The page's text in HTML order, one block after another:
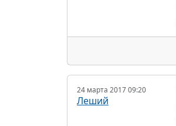
24 марта 2017 09:20
Леший